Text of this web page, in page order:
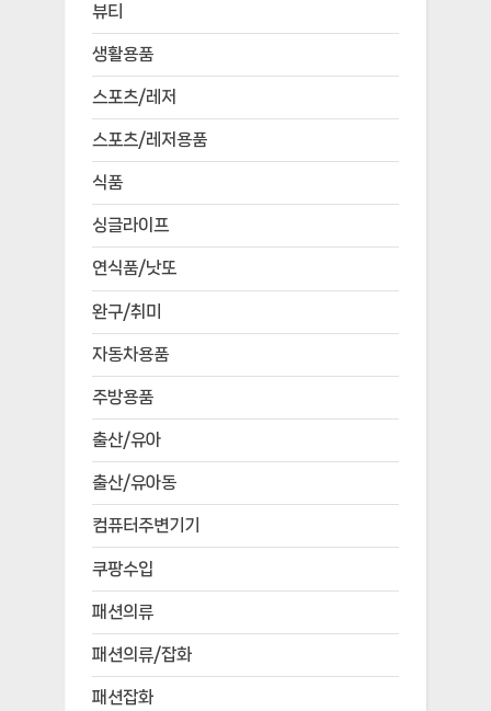
뷰티
생활용품
스포츠/레저
스포츠/레저용품
식품
싱글라이프
연식품/낫또
완구/취미
자동차용품
주방용품
출산/유아
출산/유아동
컴퓨터주변기기
쿠팡수입
패션의류
패션의류/잡화
패션잡화